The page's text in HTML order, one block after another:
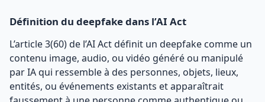
Définition du deepfake dans l’AI Act
L’article 3(60) de l’AI Act définit un deepfake comme un
contenu image, audio, ou vidéo généré ou manipulé
par IA qui ressemble à des personnes, objets, lieux,
entités, ou événements existants et apparaîtrait